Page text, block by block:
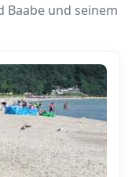
Baabe und seinem